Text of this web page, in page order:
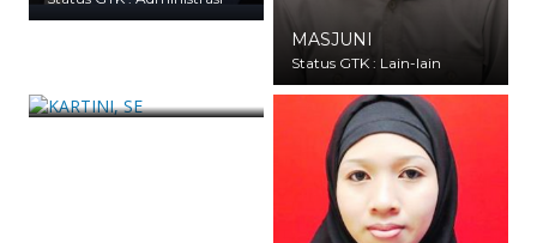
MASJUNI
Status GTK : Lain-lain
Status GTK : Administrasi